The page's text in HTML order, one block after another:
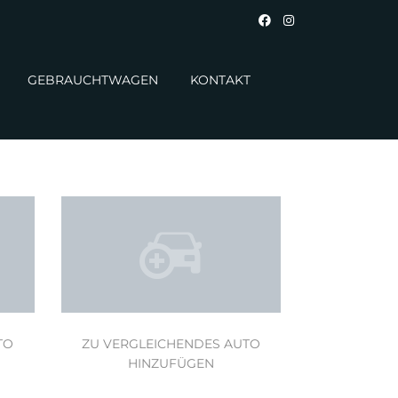
GEBRAUCHTWAGEN KONTAKT
ZU VERGLEICHENDES AUTO
HINZUFÜGEN